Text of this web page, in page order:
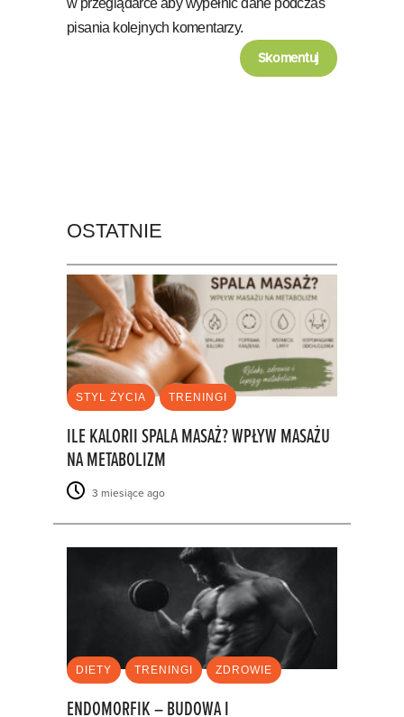
w przeglądarce aby wypełnić dane podczas
pisania kolejnych komentarzy.
OSTATNIE
STYL ŻYCIA TRENINGI
ILE KALORII SPALA MASAŻ? WPŁYW MASAŻU
NA METABOLIZM
3 miesiące ago
DIETY TRENINGI ZDROWIE
ENDOMORFIK – BUDOWA I